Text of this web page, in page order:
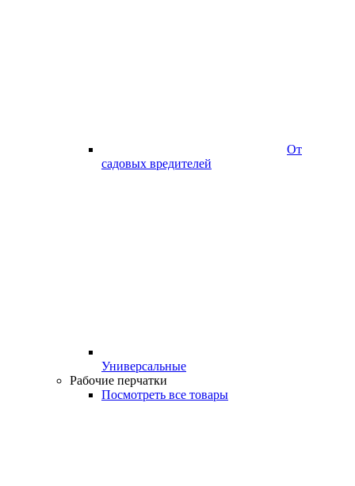
От
садовых вредителей
Универсальные
Рабочие перчатки
Посмотреть все товары